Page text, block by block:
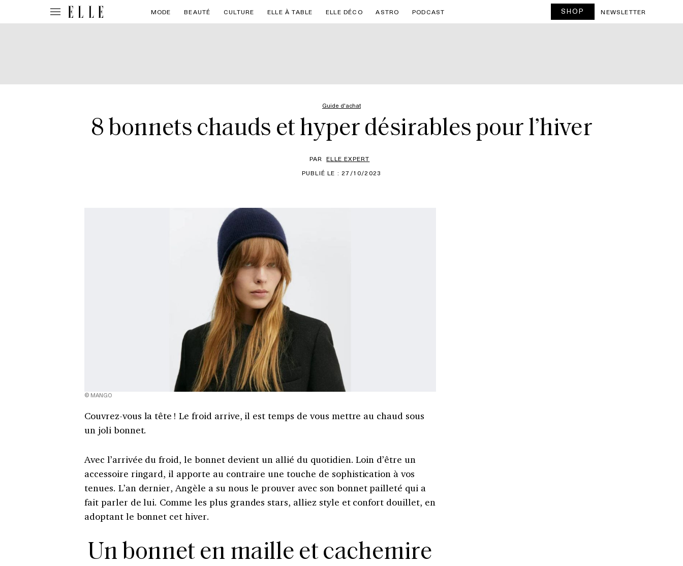
MODE BEAUTÉ CULTURE ELLE À TABLE ELLE DÉCO ASTRO PODCAST SHOP NEWSLETTER
Guide d'achat
8 bonnets chauds et hyper désirables pour l’hiver
PAR ELLE EXPERT
PUBLIÉ LE : 27/10/2023
© MANGO
Couvrez-vous la tête ! Le froid arrive, il est temps de vous mettre au chaud sous
un joli bonnet.
Avec l’arrivée du froid, le bonnet devient un allié du quotidien. Loin d’être un
accessoire ringard, il apporte au contraire une touche de sophistication à vos
tenues. L’an dernier, Angèle a su nous le prouver avec son bonnet pailleté qui a
fait parler de lui. Comme les plus grandes stars, alliez style et confort douillet, en
adoptant le bonnet cet hiver.
Un bonnet en maille et cachemire